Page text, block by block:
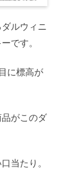
ルウィニ
です。
に標高が
がこのダ
当たり。